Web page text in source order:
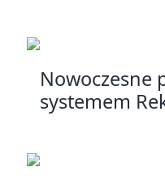
Nowoczesne
systemem